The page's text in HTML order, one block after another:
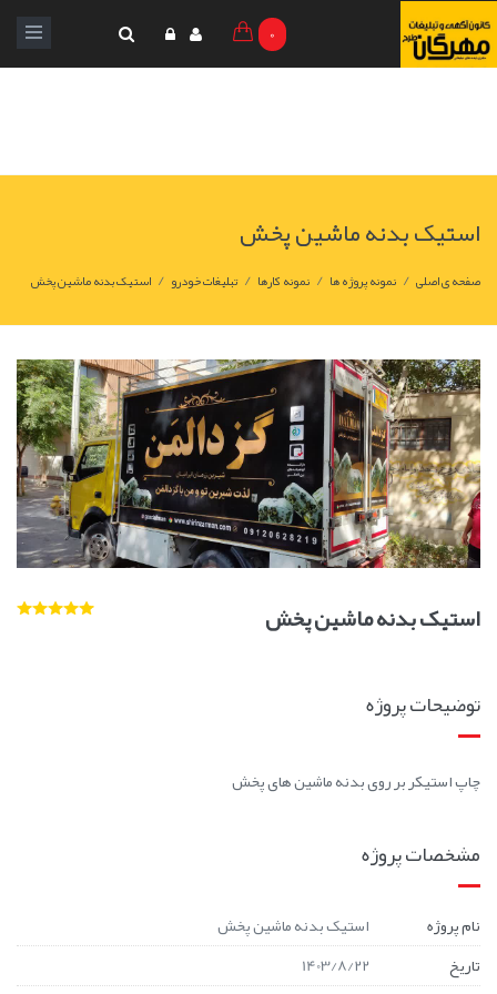
0
استیک بدنه ماشین پخش
صفحه ی اصلی / نمونه پروژه ها / نمونه کارها /تبلیغات خودرو / استیک بدنه ماشین پخش
استیک بدنه ماشین پخش
توضیحات پروژه
چاپ استیکر بر روی بدنه ماشین های پخش
مشخصات پروژه
نام پروژه
استیک بدنه ماشین پخش
تاریخ
1403/8/22